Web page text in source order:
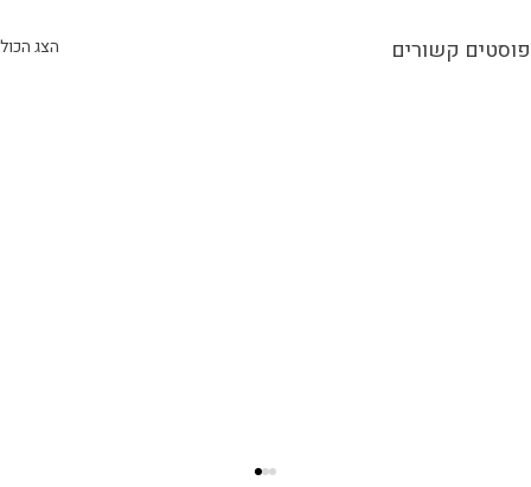
פוסטים קשורים הצג הכול